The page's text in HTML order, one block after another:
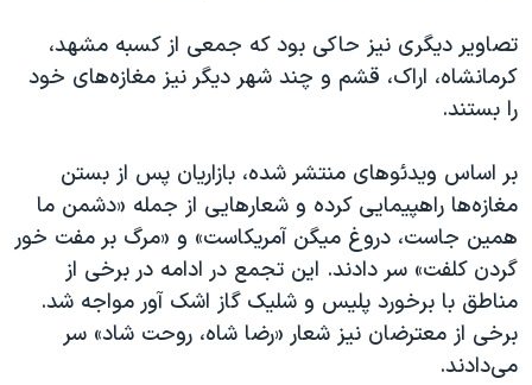
تصاویر دیگری نیز حاکی بود که جمعی از کسبه مشهد،
کرمانشاه، اراک، قشم و چند شهر دیگر نیز مغازه‌های خود
را بستند.
بر اساس ویدئوهای منتشر شده، بازاریان پس از بستن
مغازه‌ها راهپیمایی کرده و شعارهایی از جمله «دشمن ما
همین جاست، دروغ میگن آمریکاست» و «مرگ بر مفت خور
گردن کلفت» سر دادند. این تجمع در ادامه در برخی از
مناطق با برخورد پلیس و شلیک گاز اشک آور مواجه شد.
برخی از معترضان نیز شعار «رضا شاه، روحت شاد» سر
می‌دادند.